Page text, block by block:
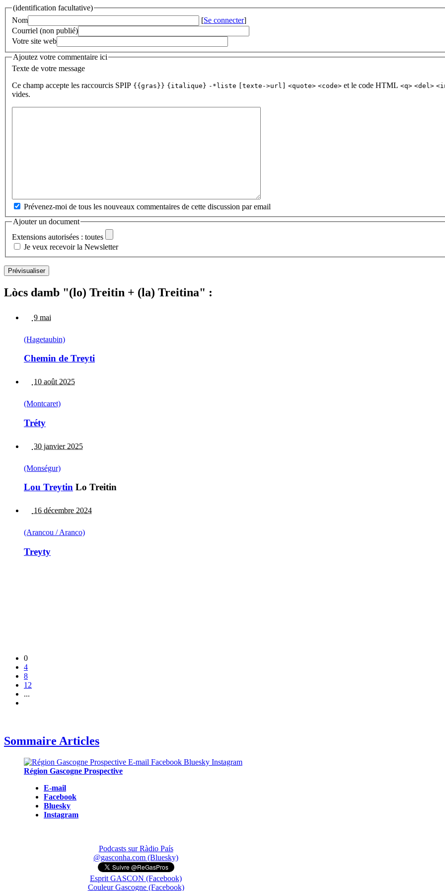
(identification facultative)
Nom
[Se connecter]
Courriel (non publié)
Votre site web
Ajoutez votre commentaire ici
Texte de votre message
Ce champ accepte les raccourcis SPIP {{gras}} {italique} -*liste [texte->url] <quote> <code> et le code HTML <q> <del>
vides.
Prévenez-moi de tous les nouveaux commentaires de cette discussion par email
Ajouter un document
Extensions autorisées : toutes
Je veux recevoir la Newsletter
Lòcs damb "(lo) Treitin + (la) Treitina" :
9 mai
(Hagetaubin)
Chemin de Treyti
10 août 2025
(Montcaret)
Tréty
30 janvier 2025
(Monségur)
Lou Treytin Lo Treitin
16 décembre 2024
(Arancou / Aranco)
Treyty
0
4
8
12
...
Sommaire Articles
Région Gascogne Prospective
E-mail
Facebook
Bluesky
Instagram
Podcasts sur Ràdio País
@gasconha.com (Bluesky)
Esprit GASCON (Facebook)
Couleur Gascogne (Facebook)